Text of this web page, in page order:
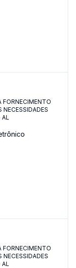
FORNECIMENTO
NECESSIDADES
AL
FORNECIMENTO
NECESSIDADES
AL